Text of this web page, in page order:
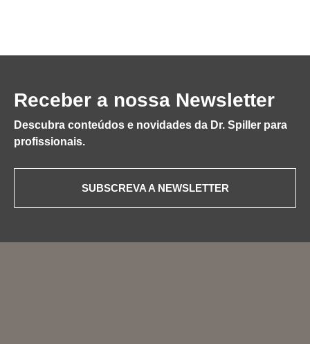
Receber a nossa Newsletter
Descubra conteúdos e novidades da Dr. Spiller para
profissionais.
SUBSCREVA A NEWSLETTER